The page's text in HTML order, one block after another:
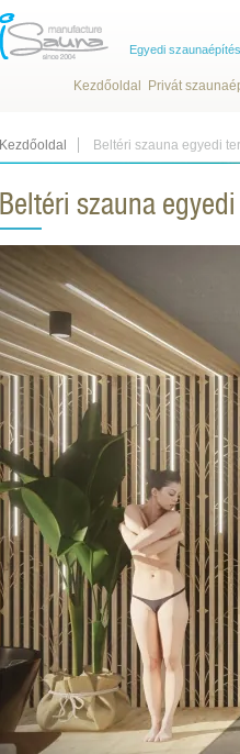
Egyedi szaunaépítés
Kezdőoldal Privát
Kezdőoldal Beltéri szauna egyedi
Beltéri szauna